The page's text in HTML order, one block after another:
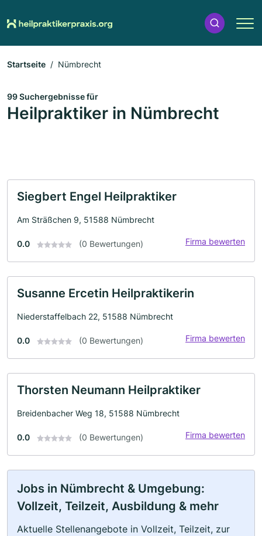
Startseite Nümbrecht
99 Suchergebnisse für
Heilpraktiker in Nümbrecht
Siegbert Engel Heilpraktiker
Am Sträßchen 9, 51588 Nümbrecht
0.0 (0 Bewertungen) Firma bewerten
Susanne Ercetin Heilpraktikerin
Niederstaffelbach 22, 51588 Nümbrecht
0.0 (0 Bewertungen) Firma bewerten
Thorsten Neumann Heilpraktiker
Breidenbacher Weg 18, 51588 Nümbrecht
0.0 (0 Bewertungen) Firma bewerten
Jobs in Nümbrecht & Umgebung:
Vollzeit, Teilzeit, Ausbildung & mehr
Aktuelle Stellenangebote in Vollzeit, Teilzeit, zur